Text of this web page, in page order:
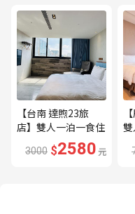
【台南 達煦23旅
店】雙人一泊一食住
宿券---🔥近海安路
商圈🔥
3000 $2580元